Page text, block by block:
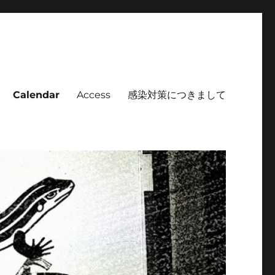
Calendar Access 感染対策につきまして